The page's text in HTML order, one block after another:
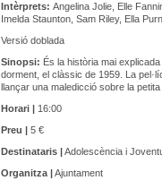
Intèrprets: Angelina Jolie, Elle
Imelda Staunton, Sam Riley, Ella
Versió doblada
Sinopsi: És la història mai
dorment, el clàssic de 1959. La
llançar una maledicció sobre la petita
Horari | 16:00
Preu | 5 €
Destinataris |Adolescència i
Organitza |Ajuntament